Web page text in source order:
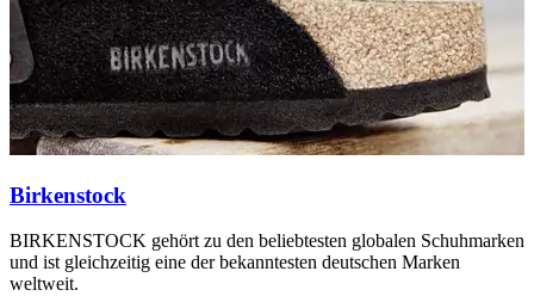
Birkenstock
BIRKENSTOCK gehört zu den beliebtesten globalen Schuhmarken
und ist gleichzeitig eine der bekanntesten deutschen Marken
weltweit.